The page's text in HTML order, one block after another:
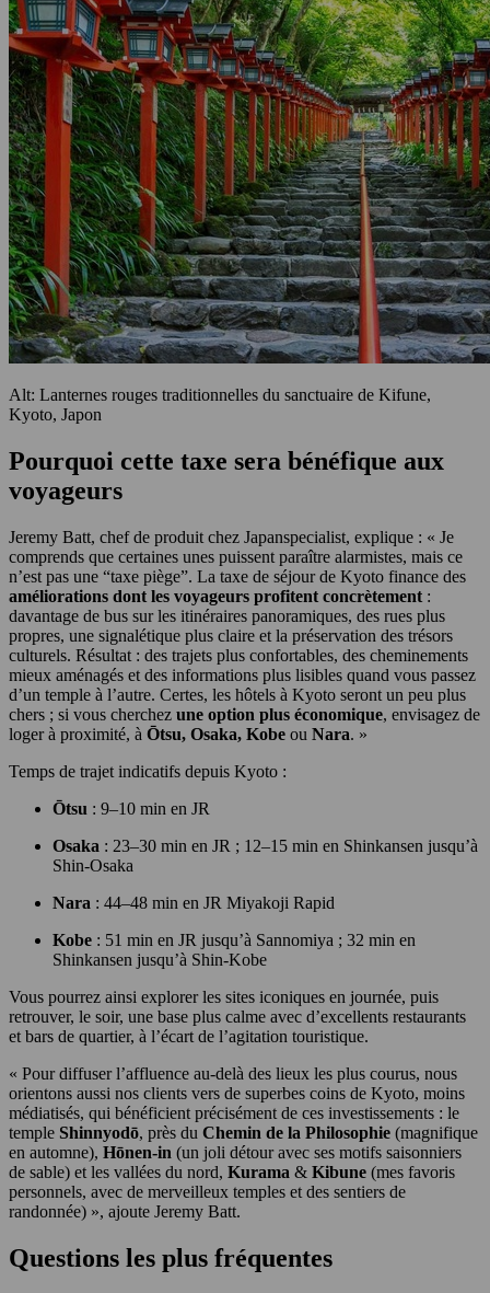
Alt: Lanternes rouges traditionnelles du sanctuaire de Kifune,
Kyoto, Japon
Pourquoi cette taxe sera bénéfique aux
voyageurs
Jeremy Batt, chef de produit chez Japanspecialist, explique : « Je
comprends que certaines unes puissent paraître alarmistes, mais ce
n’est pas une “taxe piège”. La taxe de séjour de Kyoto finance des
améliorations dont les voyageurs profitent concrètement :
davantage de bus sur les itinéraires panoramiques, des rues plus
propres, une signalétique plus claire et la préservation des trésors
culturels. Résultat : des trajets plus confortables, des cheminements
mieux aménagés et des informations plus lisibles quand vous passez
d’un temple à l’autre. Certes, les hôtels à Kyoto seront un peu plus
chers ; si vous cherchez une option plus économique, envisagez de
loger à proximité, à Ōtsu, Osaka, Kobe ou Nara. »
Temps de trajet indicatifs depuis Kyoto :
Ōtsu : 9–10 min en JR
Osaka : 23–30 min en JR ; 12–15 min en Shinkansen jusqu’à
Shin-Osaka
Nara : 44–48 min en JR Miyakoji Rapid
Kobe : 51 min en JR jusqu’à Sannomiya ; 32 min en
Shinkansen jusqu’à Shin-Kobe
Vous pourrez ainsi explorer les sites iconiques en journée, puis
retrouver, le soir, une base plus calme avec d’excellents restaurants
et bars de quartier, à l’écart de l’agitation touristique.
« Pour diffuser l’affluence au-delà des lieux les plus courus, nous
orientons aussi nos clients vers de superbes coins de Kyoto, moins
médiatisés, qui bénéficient précisément de ces investissements : le
temple Shinnyodō, près du Chemin de la Philosophie (magnifique
en automne), Hōnen-in (un joli détour avec ses motifs saisonniers
de sable) et les vallées du nord, Kurama & Kibune (mes favoris
personnels, avec de merveilleux temples et des sentiers de
randonnée) », ajoute Jeremy Batt.
Questions les plus fréquentes